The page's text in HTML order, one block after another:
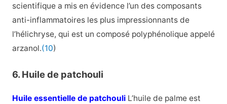
scientifique a mis en évidence l’un des composants
anti-inflammatoires les plus impressionnants de
l’hélichryse, qui est un composé polyphénolique appelé
arzanol.(10)
6. Huile de patchouli
Huile essentielle de patchouliL’huile de palme est